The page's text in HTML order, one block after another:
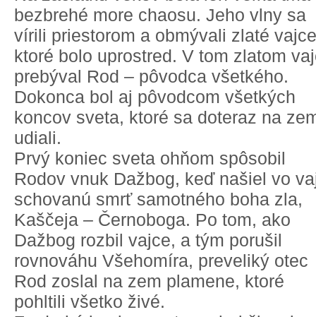
bezbrehé more chaosu. Jeho vlny sa
vírili priestorom a obmývali zlaté
ktoré bolo uprostred. V tom zlatom
prebýval Rod – pôvodca všetkého.
Dokonca bol aj pôvodcom všetkých
koncov sveta, ktoré sa doteraz na
udiali.
Prvý koniec sveta ohňom spôsobil
Rodov vnuk Dažbog, keď našiel vo
schovanú smrť samotného boha zla,
Kaščeja – Černoboga. Po tom, ako
Dažbog rozbil vajce, a tým porušil
rovnováhu Všehomíra, preveliký otec
Rod zoslal na zem plamene, ktoré
pohltili všetko živé.